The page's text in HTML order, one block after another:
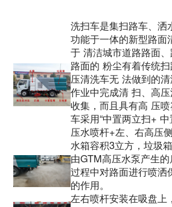
洗扫车是集扫路车、洒
功能于一体的新型路面
于 清洁城市道路路面
路面的 粉尘有着传统
压清洗车无 法做到的
作业中完成清 扫、高
收集，而且具有高 压
车采用“中置两立扫+
压水喷杆+左、右高压
水箱容积3立方，垃圾
由GTM高压水泵产生
过程中对路面进行喷洒
的作用。
左右喷杆安装在吸盘上